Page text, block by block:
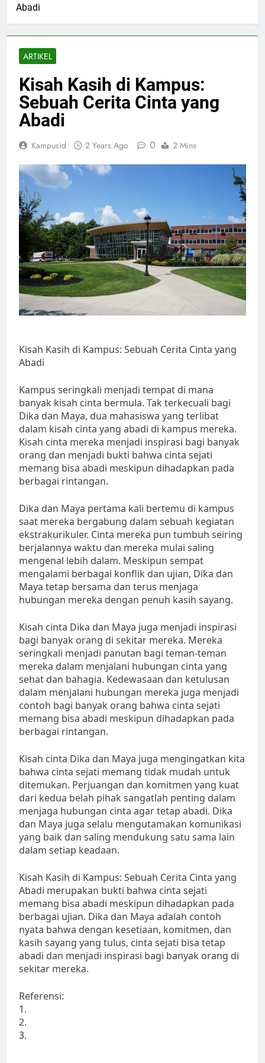
Abadi
ARTIKEL
Kisah Kasih di Kampus:
Sebuah Cerita Cinta yang
Abadi
Kampusid 2 Years Ago 0 2 Mins
Kisah Kasih di Kampus: Sebuah Cerita Cinta yang
Abadi
Kampus seringkali menjadi tempat di mana
banyak kisah cinta bermula. Tak terkecuali bagi
Dika dan Maya, dua mahasiswa yang terlibat
dalam kisah cinta yang abadi di kampus mereka.
Kisah cinta mereka menjadi inspirasi bagi banyak
orang dan menjadi bukti bahwa cinta sejati
memang bisa abadi meskipun dihadapkan pada
berbagai rintangan.
Dika dan Maya pertama kali bertemu di kampus
saat mereka bergabung dalam sebuah kegiatan
ekstrakurikuler. Cinta mereka pun tumbuh seiring
berjalannya waktu dan mereka mulai saling
mengenal lebih dalam. Meskipun sempat
mengalami berbagai konflik dan ujian, Dika dan
Maya tetap bersama dan terus menjaga
hubungan mereka dengan penuh kasih sayang.
Kisah cinta Dika dan Maya juga menjadi inspirasi
bagi banyak orang di sekitar mereka. Mereka
seringkali menjadi panutan bagi teman-teman
mereka dalam menjalani hubungan cinta yang
sehat dan bahagia. Kedewasaan dan ketulusan
dalam menjalani hubungan mereka juga menjadi
contoh bagi banyak orang bahwa cinta sejati
memang bisa abadi meskipun dihadapkan pada
berbagai rintangan.
Kisah cinta Dika dan Maya juga mengingatkan kita
bahwa cinta sejati memang tidak mudah untuk
ditemukan. Perjuangan dan komitmen yang kuat
dari kedua belah pihak sangatlah penting dalam
menjaga hubungan cinta agar tetap abadi. Dika
dan Maya juga selalu mengutamakan komunikasi
yang baik dan saling mendukung satu sama lain
dalam setiap keadaan.
Kisah Kasih di Kampus: Sebuah Cerita Cinta yang
Abadi merupakan bukti bahwa cinta sejati
memang bisa abadi meskipun dihadapkan pada
berbagai ujian. Dika dan Maya adalah contoh
nyata bahwa dengan kesetiaan, komitmen, dan
kasih sayang yang tulus, cinta sejati bisa tetap
abadi dan menjadi inspirasi bagi banyak orang di
sekitar mereka.
Referensi:
1.
2.
3.